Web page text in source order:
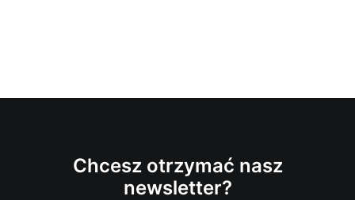
Chcesz otrzymać nasz
newsletter?